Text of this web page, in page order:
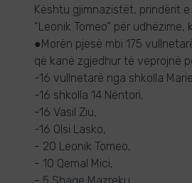
Kështu gjimnazistët, prindërit
“Leonik Tomeo” për
●Morën pjesë mbi 175
që kanë zgjedhur të veprojnë
-16 vullnetarë nga shkolla
-16 shkolla 14 Nëntori,
-16 Vasil Ziu,
-16 Olsi Lasko,
- 20 Leonik Tomeo,
- 10 Qemal Mici,